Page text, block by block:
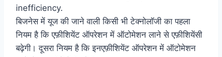
inefficiency.
बिजनेस में यूज की जाने वाली किसी भी टेक्नोलॉजी का पहला
नियम है कि एफ़ीशियेंट ऑपरेशन में ऑटोमेशन लाने से एफ़ीशियेंसी
बढ़ेगी। दूसरा नियम है कि इनएफ़ीशियेंट ऑपरेशन में ऑटोमेशन